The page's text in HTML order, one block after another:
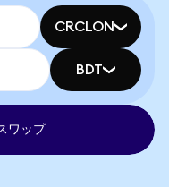
CRCLON
BDT
ワップ